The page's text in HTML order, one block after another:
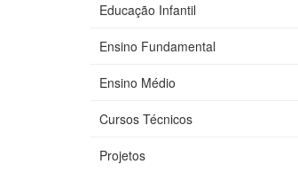
Educação Infantil
Ensino Fundamental
Ensino Médio
Cursos Técnicos
Projetos